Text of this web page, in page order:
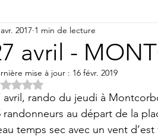
Espace randonneurs
avril -
2017 1 min de lecture
mise à jour : 16 févr. 2019
Noté NaN étoiles sur 5.
avril, rando du jeudi à
randonneurs au départ de la
temps sec avec un vent d’est